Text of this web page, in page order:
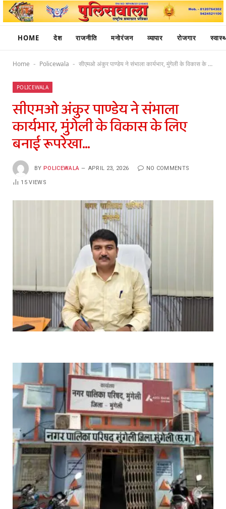
HOME देश राजनीति मनोरंजन व्यापार रोजगार
Home - Policewala - सीएमओ अंकुर पाण्डेय ने संभाला कार्यभार, मुंगेली के विकास के लिए बनाई रूपरेखा…
POLICEWALA
सीएमओ अंकुर पाण्डेय ने संभाला
कार्यभार, मुंगेली के विकास के लिए
बनाई रूपरेखा…
BY POLICEWALA APRIL 23, 2026 NO COMMENTS
15VIEWS